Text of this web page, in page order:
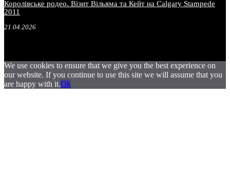
Королівське родео. Візит Вільяма та Кейт на Calgary Stampede
2011
21.04.2026
We use cookies to ensure that we give you the best experience on
our website. If you continue to use this site we will assume that you
are happy with it.Ok